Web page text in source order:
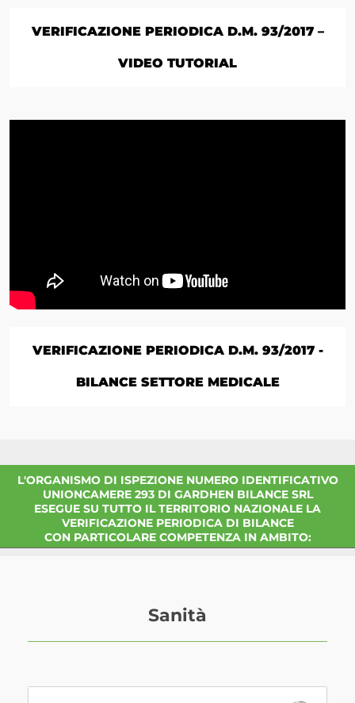
VERIFICAZIONE PERIODICA D.M. 93/2017 –
VIDEO TUTORIAL
VERIFICAZIONE PERIODICA D.M. 93/2017 -
BILANCE SETTORE MEDICALE
L'ORGANISMO DI ISPEZIONE NUMERO IDENTIFICATIVO
UNIONCAMERE 293 DI GARDHEN BILANCE SRL
ESEGUE SU TUTTO IL TERRITORIO NAZIONALE LA
VERIFICAZIONE PERIODICA DI BILANCE
CON PARTICOLARE COMPETENZA IN AMBITO:
Sanità